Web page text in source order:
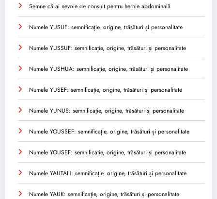
Semne că ai nevoie de consult pentru hernie abdominală
Numele YUSUF: semnificație, origine, trăsături și personalitate
Numele YUSSUF: semnificație, origine, trăsături și personalitate
Numele YUSHUA: semnificație, origine, trăsături și personalitate
Numele YUSEF: semnificație, origine, trăsături și personalitate
Numele YUNUS: semnificație, origine, trăsături și personalitate
Numele YOUSSEF: semnificație, origine, trăsături și personalitate
Numele YOUSEF: semnificație, origine, trăsături și personalitate
Numele YAUTAH: semnificație, origine, trăsături și personalitate
Numele YAUK: semnificație, origine, trăsături și personalitate